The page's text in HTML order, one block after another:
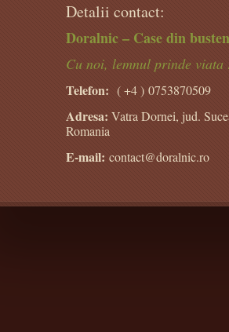
Detalii contact:
Doralnic – Case din
Cu noi, lemnul prinde viata
Telefon: ( +4 ) 0753870509
Adresa: Vatra Dornei, jud.
Romania
E-mail: contact@doralnic.ro